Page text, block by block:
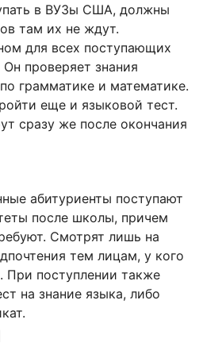
в ВУЗы США, должны
там их не ждут.
для всех поступающих
Он проверяет знания
грамматике и математике.
еще и языковой тест.
сразу же после окончания
абитуриенты поступают
после школы, причем
Смотрят лишь на
тем лицам, у кого
При поступлении также
на знание языка, либо